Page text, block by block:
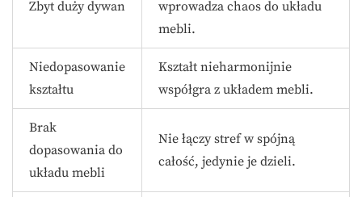
Zbyt duży dywan
wprowadza chaos do układu
mebli.
Niedopasowanie
kształtu
Kształt nieharmonijnie
współgra z układem mebli.
Brak
dopasowania do
układu mebli
Nie łączy stref w spójną
całość, jedynie je dzieli.